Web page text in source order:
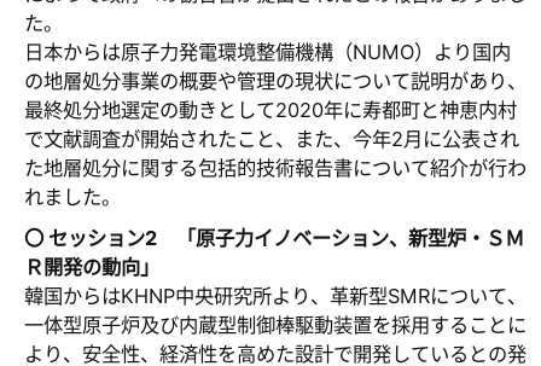
た。
日本からは原子力発電環境整備機構（NUMO）より国内
の地層処分事業の概要や管理の現状について説明があり、
最終処分地選定の動きとして2020年に寿都町と神恵内村
で文献調査が開始されたこと、また、今年2月に公表され
た地層処分に関する包括的技術報告書について紹介が行わ
れました。
〇 セッション2 「原子力イノベーション、新型炉・ＳＭ
Ｒ開発の動向」
韓国からはKHNP中央研究所より、革新型SMRについて、
一体型原子炉及び内蔵型制御棒駆動装置を採用することに
より、安全性、経済性を高めた設計で開発しているとの発